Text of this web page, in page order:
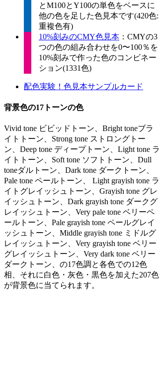
とM100とY100の単色をベースに
他の色を足した色見本です(420色:
重複色有)
10%刻みのCMY色見本 ：CMYの3
つの色の組み合わせを0〜100％を
10%刻みで作った色のコンビネー
ション(1331色)
配色実験！色見本サンプルカード
背景色の17トーンの色
Vivid tone ビビッドトーン、Bright toneブラ
イトトーン、Strong tone ストロングトー
ン、Deep tone ディープトーン、Light tone ラ
イトトーン、Soft tone ソフトトーン、Dull
toneダルトーン、Dark tone ダークトーン、
Pale tone ペールトーン、 Light grayish tone ラ
イトグレイッシュトーン、Grayish tone グレ
イッシュトーン、Dark grayish tone ダークグ
レイッシュトーン、Very pale tone ベリーペ
ールトーン、Pale grayish tone ペールグレイ
ッシュトーン、Middle grayish tone ミドルグ
レイッシュトーン、Very grayish tone ベリー
グレイッシュトーン、Very dark tone ベリー
ダークトーン、の17色調と各色での12色
相、それに白色・灰色・黒色を加えた207色
が背景色に当てられます。